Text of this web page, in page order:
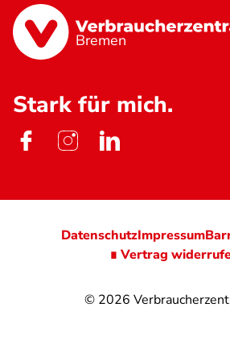
Bremen
Stark für mich.
© 2026
DatenschutzImpressum
∎ Vertrag